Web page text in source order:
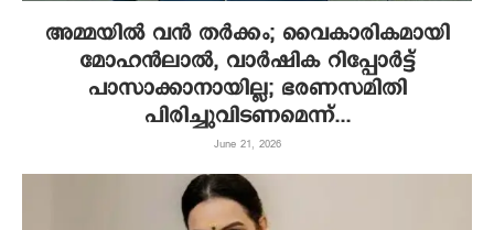
അമ്മയിൽ വൻ തർക്കം; വൈകാരികമായി
മോഹൻലാൽ, വാർഷിക റിപ്പോർട്ട്
പാസാക്കാനായില്ല; ഭരണസമിതി
പിരിച്ചുവിടണമെന്ന്...
June 21, 2026